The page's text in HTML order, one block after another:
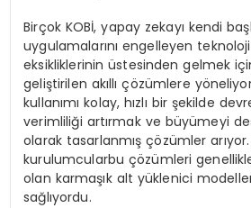
Birçok KOBİ, yapay zekayı kendi
uygulamalarını engelleyen
eksikliklerinin üstesinden gelmek
geliştirilen akıllı çözümlere
kullanımı kolay, hızlı bir şekilde
verimliliği artırmak ve büyümeyi
olarak tasarlanmış çözümler
kurulumcularbu çözümleri
olan karmaşık alt yüklenici
sağlıyordu.